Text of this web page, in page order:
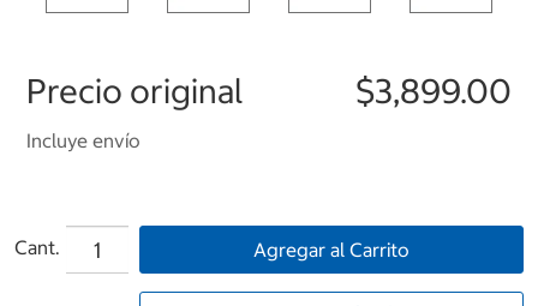
Precio original $3,899.00
Incluye envío
Cant. Agregar al Carrito